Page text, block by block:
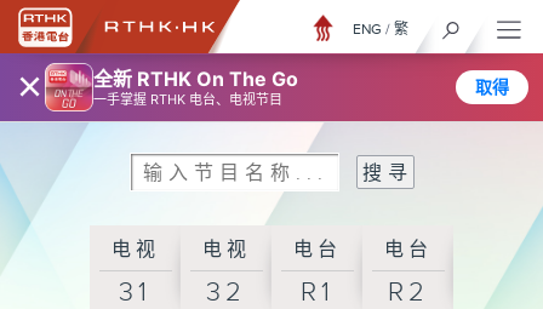
× 全新 RTHK On The Go
一手掌握 RTHK 电台、电视节目
取得
ENG / 繁
电视
31
电视
32
电台
R1
电台
R2